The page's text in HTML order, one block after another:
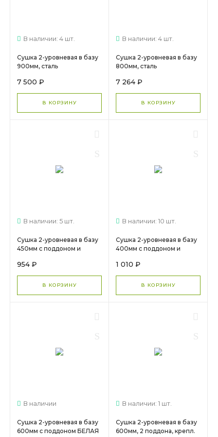
В наличии: 4 шт.
Сушка 2-уровневая в базу
900мм, сталь
701/90XP-16 INOXA МС 241
7 500 ₽
В КОРЗИНУ
В наличии: 4 шт.
Сушка 2-уровневая в базу
800мм, сталь
701/80XP-16 INOXA МС 237
7 264 ₽
В КОРЗИНУ
В наличии: 5 шт.
Сушка 2-уровневая в базу
450мм с поддоном и
720
954 ₽
В КОРЗИНУ
В наличии: 10 шт.
Сушка 2-уровневая в базу
400мм с поддоном и
710
1 010 ₽
В КОРЗИНУ
В наличии
Сушка 2-уровневая в базу
600мм с поддоном БЕЛАЯ
В наличии: 1 шт.
Сушка 2-уровневая в базу
600мм, 2 поддона, крепл.